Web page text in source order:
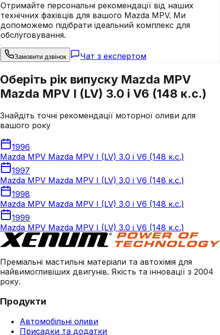
Отримайте персональні рекомендації від наших
технічних фахівців для вашого Mazda MPV. Ми
допоможемо підібрати ідеальний комплекс для
обслуговування.
Замовити дзвінок Чат з експертом
Оберіть рік випуску Mazda MPV
Mazda MPV I (LV) 3.0 i V6 (148 к.с.)
Знайдіть точні рекомендації моторної оливи для
вашого року
1996
Mazda MPV Mazda MPV I (LV) 3.0 i V6 (148 к.с.)
1997
Mazda MPV Mazda MPV I (LV) 3.0 i V6 (148 к.с.)
1998
Mazda MPV Mazda MPV I (LV) 3.0 i V6 (148 к.с.)
1999
Mazda MPV Mazda MPV I (LV) 3.0 i V6 (148 к.с.)
Преміальні мастильні матеріали та автохімія для
найвимогливіших двигунів. Якість та інновації з 2004
року.
Продукти
Автомобільні оливи
Присадки та додатки